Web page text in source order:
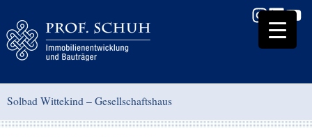
Solbad Wittekind – Gesellschaftshaus